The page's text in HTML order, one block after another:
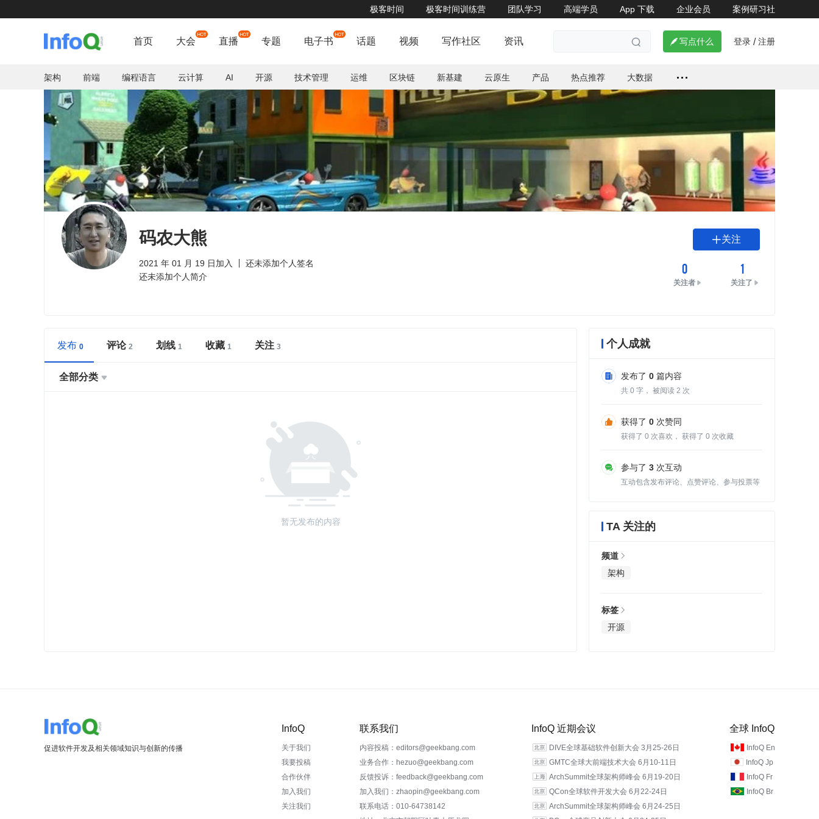
极客时间 极客时间训练营 团队学习 高端学员 App 下载 企业会员 案例研习社
4月19日晚8点，融云带你深入探究场景化低代码
首页 大会 直播 专题 电子书 话题 视频 写作社区 资讯   写点什么 登录 / 注册
架构 前端 编程语言 云计算 AI 开源 技术管理 运维 区块链 新基建 云原生 产品 热点推荐 大数据
码农大熊
2021 年 01 月 19 日加入
还未添加个人签名
还未添加个人简介
关注
0
关注者
1
关注了
发布 评论 划线 收藏 关注
全部分类 
暂无发布的内容
个人成就
发布了 0 篇内容
共 0 字， 被阅读 2 次
获得了 0 次赞同
获得了 0 次喜欢， 获得了 0 次收藏
参与了 3 次互动
互动包含发布评论、点赞评论、参与投票等
TA 关注的
频道
架构
标签
开源
促进软件开发及相关领域知识与创新的传播
InfoQ
关于我们
我要投稿
合作伙伴
加入我们
关注我们
联系我们
内容投稿：editors@geekbang.com
业务合作：hezuo@geekbang.com
反馈投诉：feedback@geekbang.com
加入我们：zhaopin@geekbang.com
联系电话：010-64738142
InfoQ 近期会议
DIVE全球基础软件创新大会 3月25-26日
GMTC全球大前端技术大会 6月10-11日
ArchSummit全球架构师峰会 6月19-20日
QCon全球软件开发大会 6月22-24日
ArchSummit全球架构师峰会 6月24-25日
全球 InfoQ
InfoQ En
InfoQ Jp
InfoQ Fr
InfoQ Br